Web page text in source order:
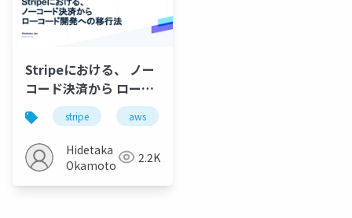
Stripeにおける、 ノー
コード決済から ローコ
ード開発への移行法 /
JP_Stripes Fukuoka
202307
stripe aws
Hidetaka
Okamoto
2.2K